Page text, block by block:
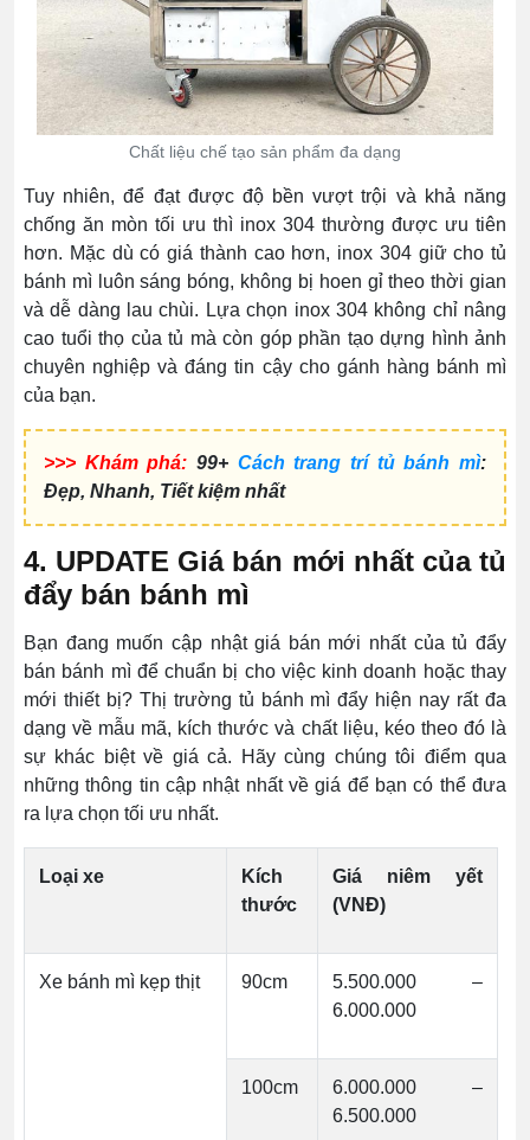
Chất liệu chế tạo sản phẩm đa dạng
Tuy nhiên, để đạt được độ bền vượt trội và khả năng
chống ăn mòn tối ưu thì inox 304 thường được ưu tiên
hơn. Mặc dù có giá thành cao hơn, inox 304 giữ cho tủ
bánh mì luôn sáng bóng, không bị hoen gỉ theo thời gian
và dễ dàng lau chùi. Lựa chọn inox 304 không chỉ nâng
cao tuổi thọ của tủ mà còn góp phần tạo dựng hình ảnh
chuyên nghiệp và đáng tin cậy cho gánh hàng bánh mì
của bạn.
>>> Khám phá: 99+ Cách trang trí tủ bánh mì:
Đẹp, Nhanh, Tiết kiệm nhất
4. UPDATE Giá bán mới nhất của tủ
đẩy bán bánh mì
Bạn đang muốn cập nhật giá bán mới nhất của tủ đẩy
bán bánh mì để chuẩn bị cho việc kinh doanh hoặc thay
mới thiết bị? Thị trường tủ bánh mì đẩy hiện nay rất đa
dạng về mẫu mã, kích thước và chất liệu, kéo theo đó là
sự khác biệt về giá cả. Hãy cùng chúng tôi điểm qua
những thông tin cập nhật nhất về giá để bạn có thể đưa
ra lựa chọn tối ưu nhất.
Loại xe
Kích
thước
Giá niêm yết
(VNĐ)
Xe bánh mì kẹp thịt 90cm
5.500.000 –
6.000.000
100cm
6.000.000 –
6.500.000